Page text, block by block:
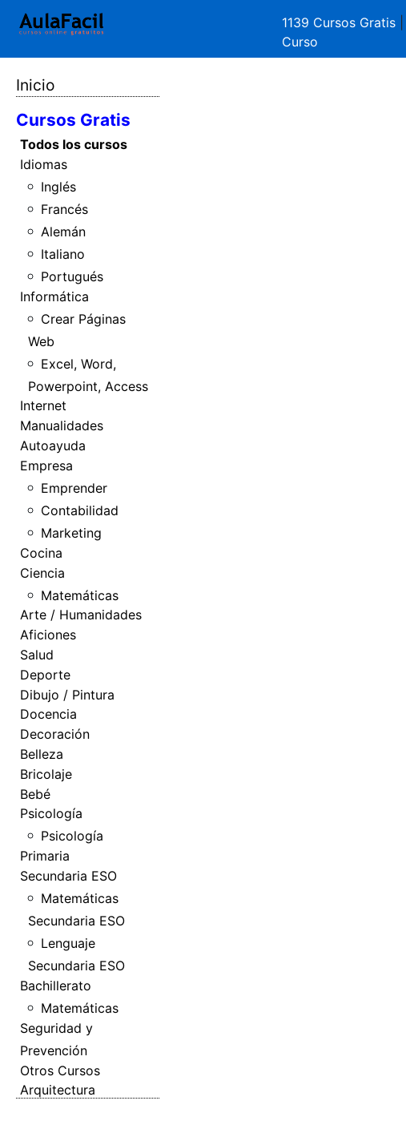
1139 Cursos Gratis
Curso
Inicio
Cursos Gratis
Todos los cursos
Idiomas
Inglés
Francés
Alemán
Italiano
Portugués
Informática
Crear Páginas
Web
Excel, Word,
Powerpoint, Access
Internet
Manualidades
Autoayuda
Empresa
Emprender
Contabilidad
Marketing
Cocina
Ciencia
Matemáticas
Arte / Humanidades
Aficiones
Salud
Deporte
Dibujo / Pintura
Docencia
Decoración
Belleza
Bricolaje
Bebé
Psicología
Psicología
Primaria
Secundaria ESO
Matemáticas
Secundaria ESO
Lenguaje
Secundaria ESO
Bachillerato
Matemáticas
Seguridad y
Prevención
Otros Cursos
Arquitectura